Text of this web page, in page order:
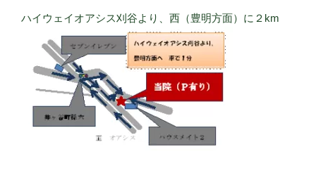
ハイウェイオアシス刈谷より、西（豊明方面）に２km